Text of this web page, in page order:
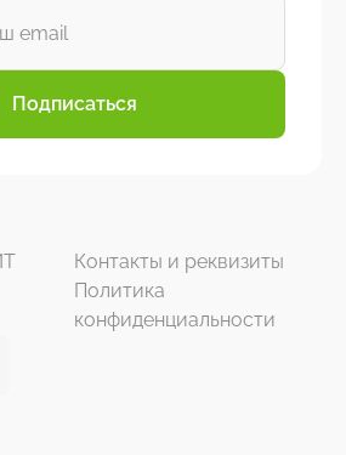
Подписаться
Контакты и реквизиты
Политика
конфиденциальности